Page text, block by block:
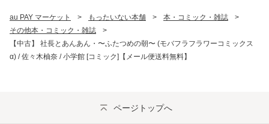
au PAY マーケット > もったいない本舗 > 本・コミック・雑誌
>
その他本・コミック・雑誌
>
【中古】 社長とあんあん・〜ふたつめの朝〜 (モバフラフラワーコミックス
α) / 佐々木柚奈 / 小学館 [コミック]【メール便送料無料】
ページトップへ